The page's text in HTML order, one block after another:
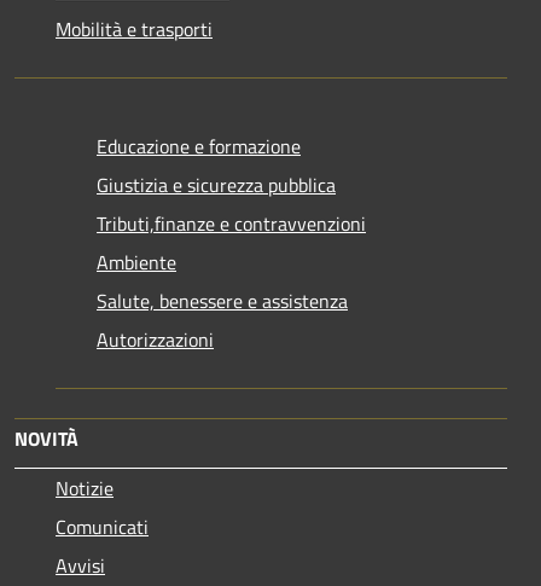
Mobilità e trasporti
Educazione e formazione
Giustizia e sicurezza pubblica
Tributi,finanze e contravvenzioni
Ambiente
Salute, benessere e assistenza
Autorizzazioni
NOVITÀ
Notizie
Comunicati
Avvisi